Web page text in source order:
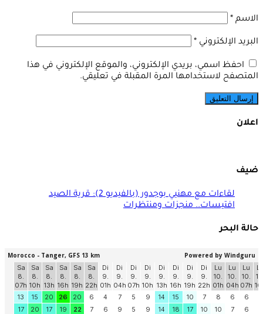
الاسم *
البريد الإلكتروني *
احفظ اسمي، بريدي الإلكتروني، والموقع الإلكتروني في هذا
المتصفح لاستخدامها المرة المقبلة في تعليقي.
اعلان
ضيف
لقاءات مع مهنيي بوجدور (بالفيديو 2): قرية الصيد
افتيسات.. منجزات ومنتظرات
حالة البحر